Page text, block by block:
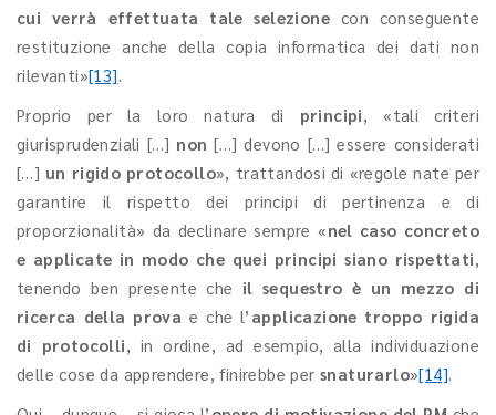
cui verrà effettuata tale selezione con conseguente
restituzione anche della copia informatica dei dati non
rilevanti»[13].
Proprio per la loro natura di principi, «tali criteri
giurisprudenziali […] non[…] devono […] essere considerati
[…] un rigido protocollo», trattandosi di «regole nate per
garantire il rispetto dei principi di pertinenza e di
proporzionalità» da declinare sempre «nel caso concreto
e applicate in modo che quei principi siano rispettati,
tenendo ben presente che il sequestro è un mezzo di
ricerca della prova e che l’ applicazione troppo rigida
di protocolli, in ordine, ad esempio, alla individuazione
delle cose da apprendere, finirebbe per snaturarlo»[14].